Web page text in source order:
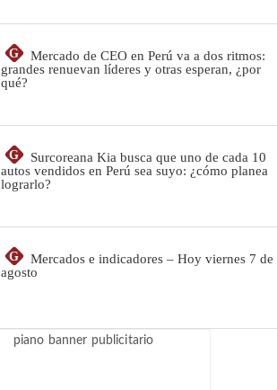
G
Mercado de CEO en Perú va a dos ritmos:
grandes renuevan líderes y otras esperan, ¿por
qué?
G
Surcoreana Kia busca que uno de cada 10
autos vendidos en Perú sea suyo: ¿cómo planea
lograrlo?
G
Mercados e indicadores – Hoy viernes 7 de
agosto